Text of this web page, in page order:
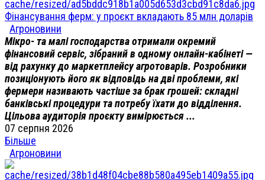
Фінансування ферм: у проєкт вкладають 85 млн доларів
Агроновини
Мікро- та малі господарства отримали окремий
фінансовий сервіс, зібраний в одному онлайн-кабінеті —
від рахунку до маркетплейсу агротоварів. Розробники
позиціонують його як відповідь на дві проблеми, які
фермери називають частіше за брак грошей: складні
банківські процедури та потребу їхати до відділення.
Цільова аудиторія проєкту вимірюється ...
07 серпня 2026
Більше
Агроновини